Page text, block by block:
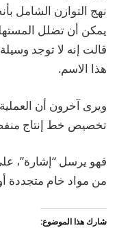
يمكن أن تضلل
قالت إنه لا توجد
هذا الاسم.
ويرى آخرون أن
تخصيص خط إنتاج
فهو يرسل “إشارة”،
من مواد خام متجددة
شارك هذا الموضوع: